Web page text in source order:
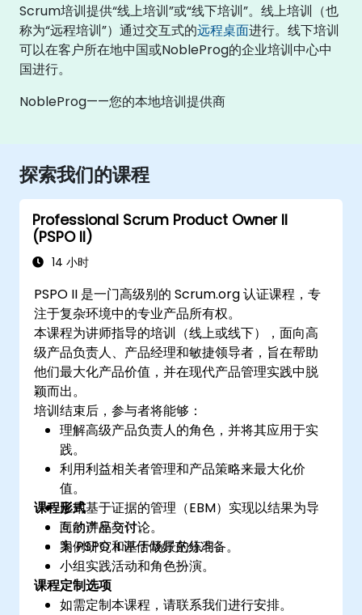
Scrum培训提供“线上培训”或“线下培训”。线上培训（也
称为“远程培训”）通过交互式的远程桌面进行。线下培训
可以在客户所在地中国或NobleProg的企业培训中心中
国进行。
NobleProg——您的本地培训提供商
探索我们的课程
Professional Scrum Product Owner II
(PSPO II)
14 小时
PSPO II 是一门高级别的 Scrum.org 认证课程，专
注于复杂环境中的专业产品所有权。
本课程为讲师指导的培训（线上或线下），面向高
级产品负责人、产品经理和敏捷领导者，旨在帮助
他们最大化产品价值，并在现代产品管理实践中脱
颖而出。
培训结束后，参与者将能够：
理解高级产品负责人的角色，并将其应用于实
践。
利用利益相关者管理和产品策略来最大化价
值。
应用基于证据的管理（EBM）实现以结果为导
向的产品交付。
为 PSPO II 评估做好充分准备。
课程形式
互动讲座与讨论。
案例研究和基于场景的练习。
小组实践活动和角色扮演。
课程定制选项
如需定制本课程，请联系我们进行安排。